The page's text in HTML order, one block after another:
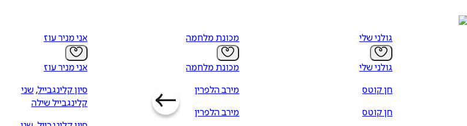
גולני שלי
גולני שלי
חן קוטס
חן קוטס
מכונת מלחמה
מכונת מלחמה
מירב הלפרין
מירב הלפרין
אני מניר עוז
אני מניר עוז
סיון קלינגבייל, שני
קלינגבייל שילה